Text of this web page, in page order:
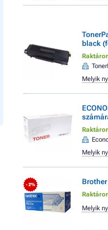
black
Melyik
Melyik
- 2%
Melyik